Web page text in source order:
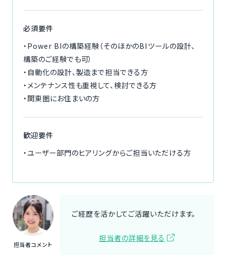
必須要件
・Power BIの構築経験（そのほかのBIツールの設計、
構築のご経験でも可）
・自動化の設計、製造まで担当できる方
・メンテナンス性も重視して、検討できる方
・関東圏にお住まいの方
歓迎要件
・ユーザー部門のヒアリングからご担当いただける方
担当者コメント
ご経歴を活かしてご活躍いただけます。
担当者の詳細を見る